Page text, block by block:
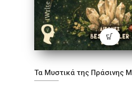
Τα Μυστικά της Πράσινης